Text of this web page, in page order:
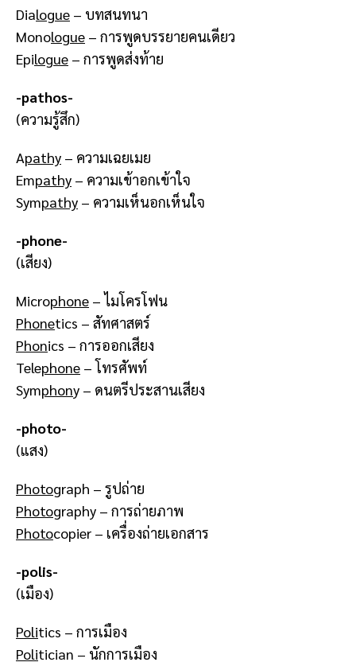
Dialogue – บทสนทนา
Monologue – การพูดบรรยายคนเดียว
Epilogue – การพูดส่งท้าย
-pathos-
(ความรู้สึก)
Apathy – ความเฉยเมย
Empathy – ความเข้าอกเข้าใจ
Sympathy – ความเห็นอกเห็นใจ
-phone-
(เสียง)
Microphone – ไมโครโฟน
Phonetics – สัทศาสตร์
Phonics – การออกเสียง
Telephone – โทรศัพท์
Symphony – ดนตรีประสานเสียง
-photo-
(แสง)
Photograph – รูปถ่าย
Photography – การถ่ายภาพ
Photocopier – เครื่องถ่ายเอกสาร
-polis-
(เมือง)
Politics – การเมือง
Politician – นักการเมือง